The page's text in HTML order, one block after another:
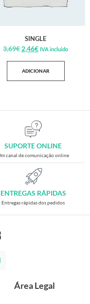
SINGLE
3,69€ 2,46€ IVA incluido
ADICIONAR
SUPORTE ONLINE
canal de comunicação online
ENTREGAS RÁPIDAS
Entregas rápidas dos pedidos
Área Legal